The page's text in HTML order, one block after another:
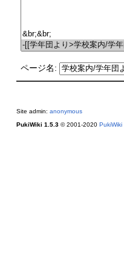
ページ名:
Site admin: anonymous
PukiWiki 1.5.3© 2001-2020 PukiWiki